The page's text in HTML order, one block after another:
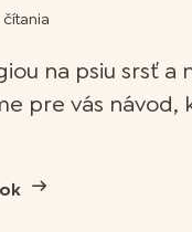
čítania
na psiu srsť a
pre vás návod,